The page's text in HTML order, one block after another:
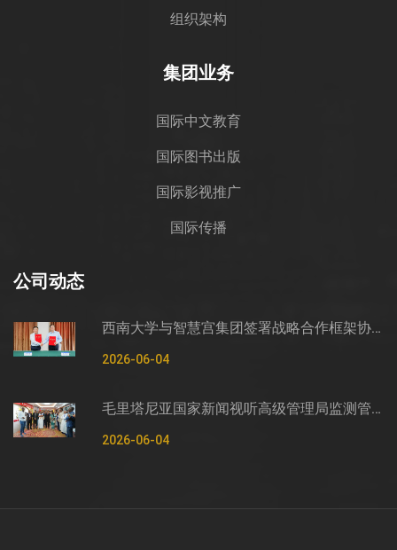
组织架构
集团业务
国际中文教育
国际图书出版
国际影视推广
国际传播
公司动态
西南大学与智慧宫集团签署战略合作框架协议
2026-06-04
毛里塔尼亚国家新闻视听高级管理局监测管控司司长穆罕默德·哈桑·埃萨利姆一行莅临智慧宫调研
2026-06-04